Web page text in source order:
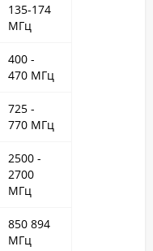
135-174
МГц
400 -
470 МГц
725 -
770 МГц
2500 -
2700
МГц
850 894
МГц